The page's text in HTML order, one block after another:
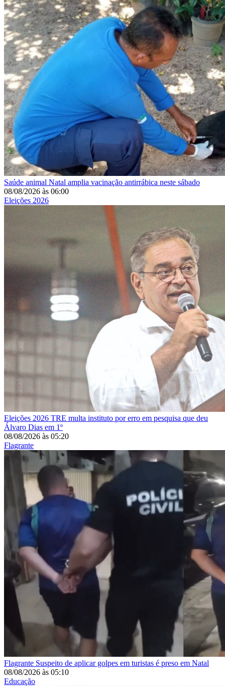
Saúde animal Natal amplia vacinação antirrábica neste sábado
08/08/2026 às 06:00
Eleições 2026
Eleições 2026 TRE multa instituto por erro em pesquisa que deu
Álvaro Dias em 1º
08/08/2026 às 05:20
Flagrante
Flagrante Suspeito de aplicar golpes em turistas é preso em Natal
08/08/2026 às 05:10
Educação